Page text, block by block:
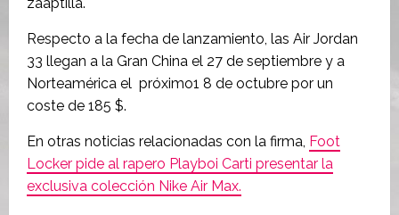
Respecto a la fecha de lanzamiento, las Air Jordan
33 llegan a la Gran China el 27 de septiembre y a
Norteamérica el próximo1 8 de octubre por un
coste de 185 $.
En otras noticias relacionadas con la firma, Foot
Locker pide al rapero Playboi Carti presentar la
exclusiva colección Nike Air Max.